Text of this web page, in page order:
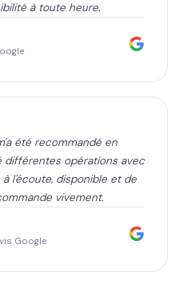
à toute heure.
été recommandé en
différentes opérations avec
à l'écoute, disponible et de
vivement.
Google